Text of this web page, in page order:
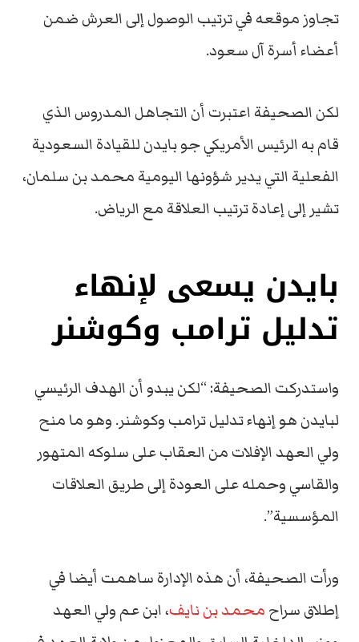
تجاوز موقعه في ترتيب الوصول إلى العرش ضمن
أعضاء أسرة آل سعود.
لكن الصحيفة اعتبرت أن التجاهل المدروس الذي
قام به الرئيس الأمريكي جو بايدن للقيادة السعودية
الفعلية التي يدير شؤونها اليومية محمد بن سلمان،
تشير إلى إعادة ترتيب العلاقة مع الرياض.
بايدن يسعى لإنهاء
تدليل ترامب وكوشنر
واستدركت الصحيفة: “لكن يبدو أن الهدف الرئيسي
لبايدن هو إنهاء تدليل ترامب وكوشنر. وهو ما منح
ولي العهد الإفلات من العقاب على سلوكه المتهور
والقاسي وحمله على العودة إلى طريق العلاقات
المؤسسية”.
ورأت الصحيفة، أن هذه الإدارة ساهمت أيضا في
إطلاق سراح محمد بن نايف، ابن عم ولي العهد